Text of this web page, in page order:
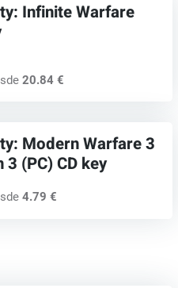
Infinite Warfare
20.84 €
Modern Warfare 3
(PC) CD key
4.79 €